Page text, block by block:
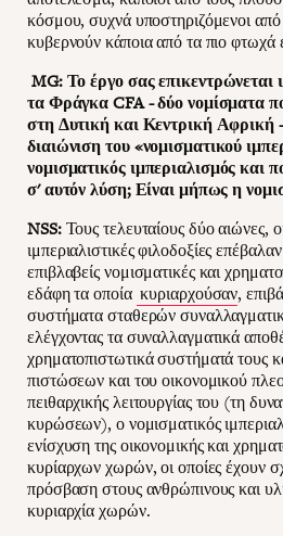
κόσμου, συχνά υποστηριζόμενοι
κυβερνούν κάποια από τα πιο
MG: Το έργο σας επικεντρώνεται
τα Φράγκα CFA - δύο νομίσματα
στη Δυτική και Κεντρική Αφρική
διαιώνιση του «νομισματικού
νομισματικός ιμπεριαλισμός και
σ' αυτόν λύση; Είναι μήπως η
NSS:Τους τελευταίους δύο αιώνες,
ιμπεριαλιστικές φιλοδοξίες
επιβλαβείς νομισματικές και
εδάφη τα οποία κυριαρχούσαν,
συστήματα σταθερών
ελέγχοντας τα συναλλαγματικά
χρηματοπιστωτικά συστήματά τους
πιστώσεων και του οικονομικού
πειθαρχικής λειτουργίας του (τη
κυρώσεων), ο νομισματικός
ενίσχυση της οικονομικής και
κυρίαρχων χωρών, οι οποίες έχουν
πρόσβαση στους ανθρώπινους και
κυριαρχία χωρών.